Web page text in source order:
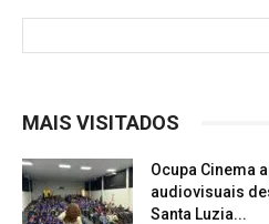
MAIS VISITADOS
Ocupa Cinema
audiovisuais
Santa Luzia...